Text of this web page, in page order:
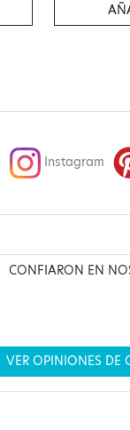
Instagram
CONFIARON EN
VER OPINIONES DE